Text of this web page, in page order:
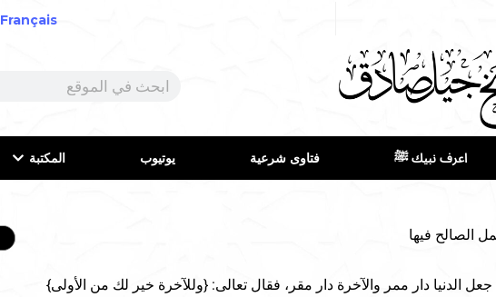
Français
اعرف نبيك ﷺ فتاوى شرعية يوتيوب المكتبة
الصالح فيها
جعل الدنيا دار ممر والآخرة دار مقر، فقال تعالى: {وللآخرة خير لك من الأولى}